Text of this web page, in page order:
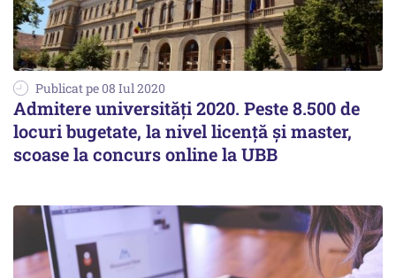
Publicat pe 08 Iul 2020
Admitere universități 2020. Peste 8.500 de
locuri bugetate, la nivel licenţă şi master,
scoase la concurs online la UBB